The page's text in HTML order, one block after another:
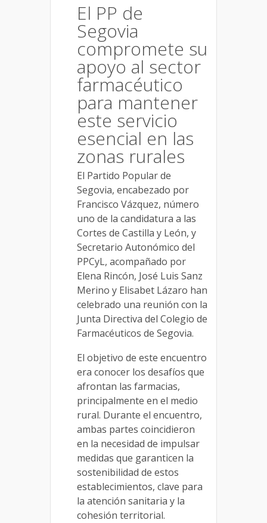
El PP de
Segovia
compromete su
apoyo al sector
farmacéutico
para mantener
este servicio
esencial en las
zonas rurales
El Partido Popular de
Segovia, encabezado por
Francisco Vázquez, número
uno de la candidatura a las
Cortes de Castilla y León, y
Secretario Autonómico del
PPCyL, acompañado por
Elena Rincón, José Luis Sanz
Merino y Elisabet Lázaro han
celebrado una reunión con la
Junta Directiva del Colegio de
Farmacéuticos de Segovia.
El objetivo de este encuentro
era conocer los desafíos que
afrontan las farmacias,
principalmente en el medio
rural. Durante el encuentro,
ambas partes coincidieron
en la necesidad de impulsar
medidas que garanticen la
sostenibilidad de estos
establecimientos, clave para
la atención sanitaria y la
cohesión territorial.